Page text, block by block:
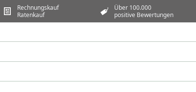
Rechnungskauf
Ratenkauf
Über 100.000
positive Bewertungen